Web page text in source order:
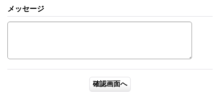
メッセージ